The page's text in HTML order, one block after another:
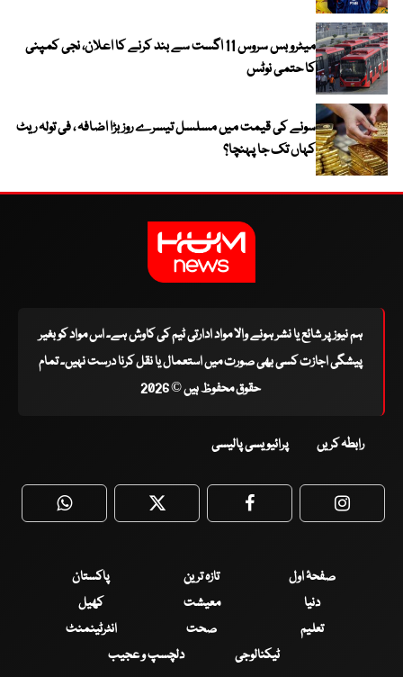
میٹرو بس سروس 11 اگست سے بند کرنے کا اعلان، نجی کمپنی
کا حتمی نوٹس
سونے کی قیمت میں مسلسل تیسرے روز بڑا اضافہ ، فی تولہ ریٹ
کہاں تک جا پہنچا؟
ہم نیوز پر شائع یا نشر ہونے والا مواد ادارتی ٹیم کی کاوش ہے۔ اس مواد کو بغیر
پیشگی اجازت کسی بھی صورت میں استعمال یا نقل کرنا درست نہیں۔ تمام
حقوق محفوظ ہیں © 2026
رابطہ کریں پرائیویسی پالیسی
WhatsApp Twitter Facebook
صفحۂ اول تازہ ترین
پاکستان
دنیا
معیشت
کھیل
تعلیم
صحت
انٹرٹینمنٹ
ٹیکنالوجی
دلچسپ و عجیب